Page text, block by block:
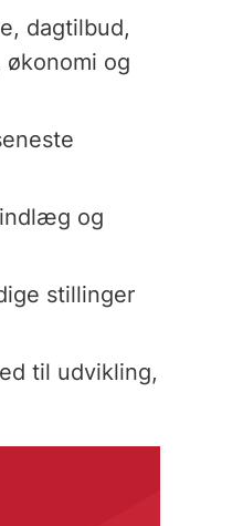
dagtilbud,
og
og
stillinger
til udvikling,